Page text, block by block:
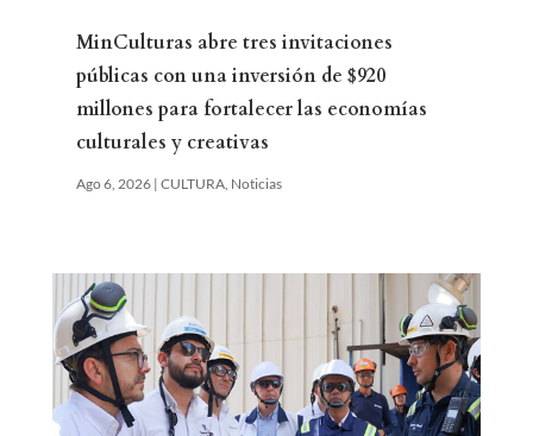
MinCulturas abre tres invitaciones
públicas con una inversión de $920
millones para fortalecer las economías
culturales y creativas
Ago 6, 2026| CULTURA, Noticias